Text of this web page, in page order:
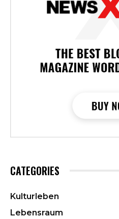
CATEGORIES
Kulturleben
Lebensraum